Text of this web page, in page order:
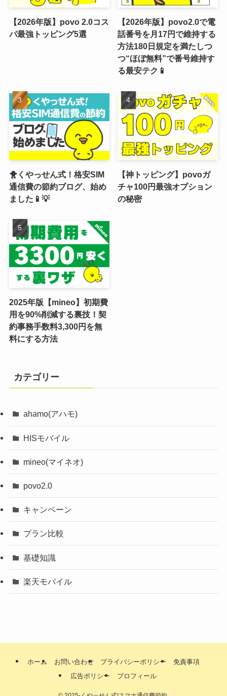
【2026年版】povo 2.0コス
パ最強トッピング5選
【2026年版】povo2.0で電
話番号を月17円で維持する
方法180日規定を満たしつ
つ“ほぼ無料”で番号維持す
る最安テク📱
🐥くやっせん式！格安SIM
通信費の節約ブログ、始め
ました📱💡
【神トッピング】povoガ
チャ100円最強オプション
の秘密
2025年版【mineo】初期費
用を90%削減する裏技！契
約事務手数料3,300円を無
料にする方法
カテゴリー
ahamo(アハモ)
HISモバイル
mineo(マイネオ)
povo2.0
キャンペーン
プラン比較
基礎知識
楽天モバイル
ホーム お問い合わせ プライバシーポリシー
免責事項
広告ポリシー
プロフィール